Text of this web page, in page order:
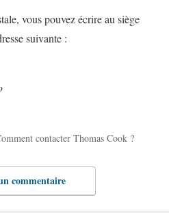
vous pouvez écrire au siège
suivante :
contacter Thomas Cook ?
commentaire